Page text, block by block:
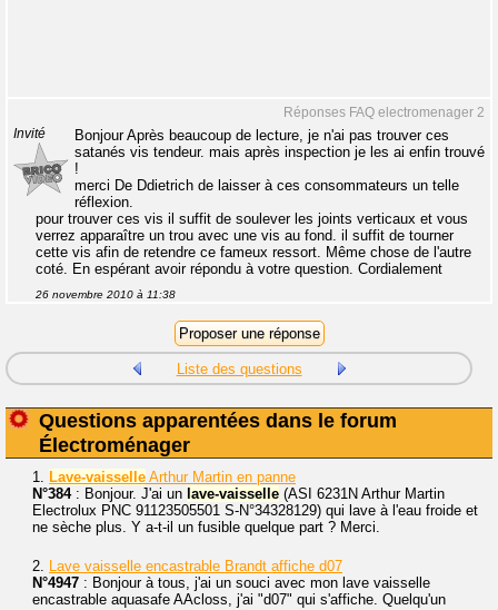
Réponses FAQ electromenager 2
Invité
Bonjour Après beaucoup de lecture, je n'ai pas trouver ces
satanés vis tendeur. mais après inspection je les ai enfin trouvé
!
merci De Ddietrich de laisser à ces consommateurs un telle
réflexion.
pour trouver ces vis il suffit de soulever les joints verticaux et vous
verrez apparaître un trou avec une vis au fond. il suffit de tourner
cette vis afin de retendre ce fameux ressort. Même chose de l'autre
coté. En espérant avoir répondu à votre question. Cordialement
26 novembre 2010 à 11:38
Liste des questions
Questions apparentées dans le forum
Électroménager
1. Lave-vaisselle Arthur Martin en panne
N°384: Bonjour. J'ai un lave-vaisselle (ASI 6231N Arthur Martin
Electrolux PNC 91123505501 S-N°34328129) qui lave à l'eau froide et
ne sèche plus. Y a-t-il un fusible quelque part ? Merci.
2. Lave vaisselle encastrable Brandt affiche d07
N°4947 : Bonjour à tous, j'ai un souci avec mon lave vaisselle
encastrable aquasafe AAcloss, j'ai "d07" qui s'affiche. Quelqu'un